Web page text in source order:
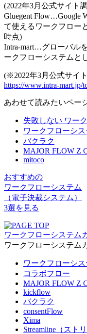
(2022年3月公式サイト
Gluegent Flow…Google
て使えるワークフロー
時点)
Intra-mart…グローバル
ークフローシステムと
(※2022年3月公式サイ
https://www.intra-mart.jp/
あわせて読みたいペー
失敗しない ワー
ワークフローシ
バクラク
MAJOR FLOW Z
mitoco
おすすめの
ワークフローシステム
（電子決裁システム）
3選を見る
ワークフローシステム
ワークフローシステム
ワークフローシ
コラボフロー
MAJOR FLOW Z
kickflow
バクラク
consentFlow
Xima
Streamline（スト